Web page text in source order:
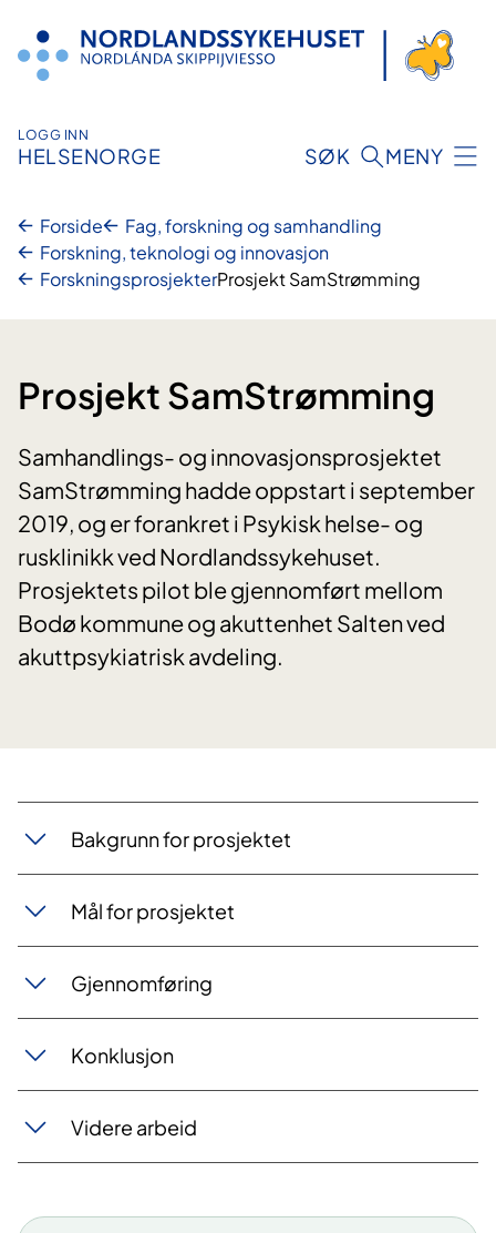
innhold
LOGG INN
HELSENORGE SØK MENY
Forside
Fag, forskning og samhandling
Forskning, teknologi og innovasjon
ForskningsprosjekterProsjekt SamStrømming
Prosjekt SamStrømming
Samhandlings- og innovasjonsprosjektet
SamStrømming hadde oppstart i september
2019, og er forankret i Psykisk helse- og
rusklinikk ved Nordlandssykehuset.
Prosjektets pilot ble gjennomført mellom
Bodø kommune og akuttenhet Salten ved
akuttpsykiatrisk avdeling.
Ba​​kgrunn for prosjektet
Mål for pr​osjektet
Gjennomfø​​ring
Konklu​sjon
Vider​​e arbeid